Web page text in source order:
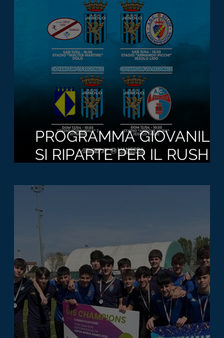
PROGRAMMA GIOVANILI,
SI RIPARTE PER IL RUSH